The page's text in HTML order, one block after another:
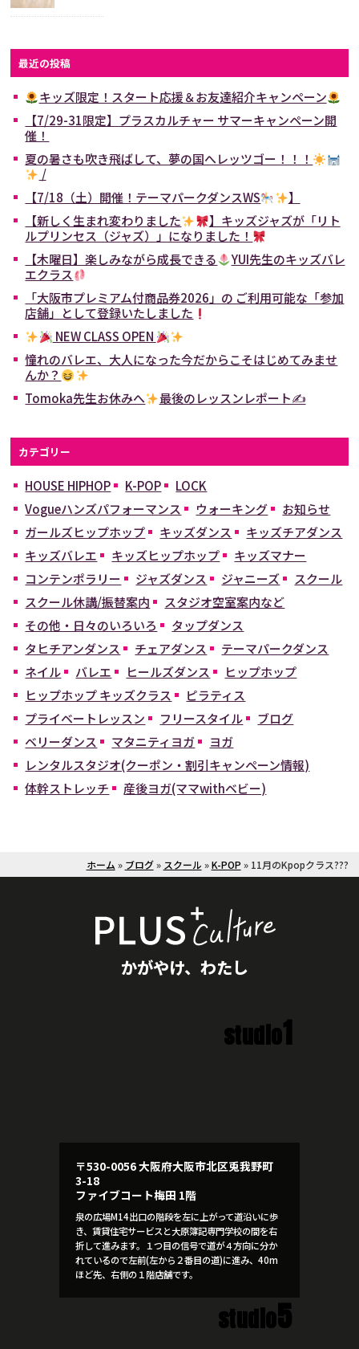
最近の投稿
キッズ限定！スタート応援＆お友達紹介キャンペーン
【7/29-31限定】プラスカルチャー サマーキャンペーン開
催！
夏の暑さも吹き飛ばして、夢の国へレッツゴー！！！
/
【7/18（土）開催！テーマパークダンスWS
】
【新しく生まれ変わりました
】キッズジャズが「リト
ルプリンセス（ジャズ）」になりました！
【木曜日】楽しみながら成長できる
YUI先生のキッズバレ
エクラス
「大阪市プレミアム付商品券2026」の ご利用可能な「参加
店舗」として登録いたしました
NEW CLASS OPEN
憧れのバレエ、大人になった今だからこそはじめてみませ
んか？
Tomoka先生お休みへ
最後のレッスンレポート✍
カテゴリー
HOUSE HIPHOP K-POP
LOCK
Vogueハンズパフォーマンス
ウォーキング
お知らせ
ガールズヒップホップ
キッズダンス
キッズチアダンス
キッズバレエ
キッズヒップホップ
キッズマナー
コンテンポラリー
ジャズダンス ジャニーズ
スクール
スクール休講/振替案内
スタジオ空室案内など
その他・日々のいろいろ
タップダンス
タヒチアンダンス
チェアダンス
テーマパークダンス
ネイル
バレエ ヒールズダンス
ヒップホップ
ヒップホップ キッズクラス
ピラティス
プライベートレッスン
フリースタイル
ブログ
ベリーダンス
マタニティヨガ
ヨガ
レンタルスタジオ(クーポン・割引キャンペーン情報)
体幹ストレッチ
産後ヨガ(ママwithベビー)
ホーム » ブログ» スクール »K-POP » 11月のKpopクラス???
かがやけ、わたし
studio1
〒530-0056 大阪府大阪市北区兎我野町
3-18
ファイブコート梅田 1階
泉の広場M14出口の階段を左に上がって道沿いに歩
き、賃貸住宅サービスと大原簿記専門学校の間を右
折して進みます。１つ目の信号で道が４方向に分か
れているので左前(左から２番目の道)に進み、40m
ほど先、右側の１階店舗です。
studio5